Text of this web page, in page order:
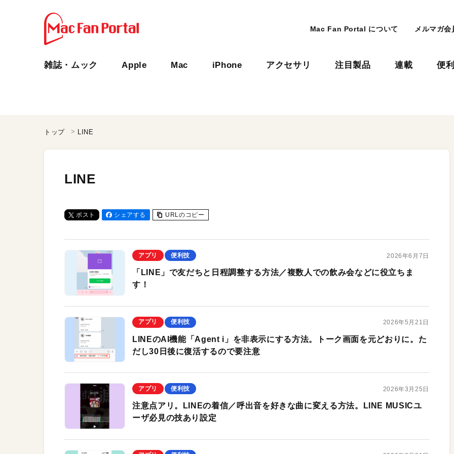
Mac Fan Portal について メルマガ会
雑誌・ムック Apple Mac iPhone アクセサリ 注目製品 連載 便
トップ LINE
LINE
ポスト シェアする URLのコピー
アプリ 便利技 2026年6月7日
「LINE」で友だちと日程調整する方法／複数人での飲み会などに役立ちま
す！
アプリ 便利技 2026年5月21日
LINEのAI機能「Agent i」を非表示にする方法。トーク画面を元どおりに。た
だし30日後に復活するので要注意
アプリ 便利技 2026年3月25日
注意点アリ。LINEの着信／呼出音を好きな曲に変える方法。LINE MUSICユ
ーザ必見の技あり設定